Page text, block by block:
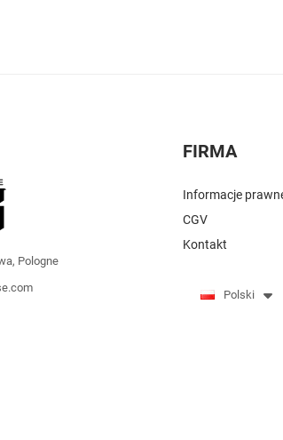
Pologne
FIRMA
Informacje
CGV
Kontakt
Polski